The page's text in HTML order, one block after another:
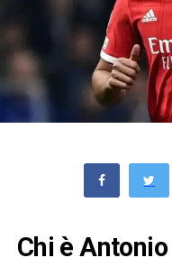
Chi è